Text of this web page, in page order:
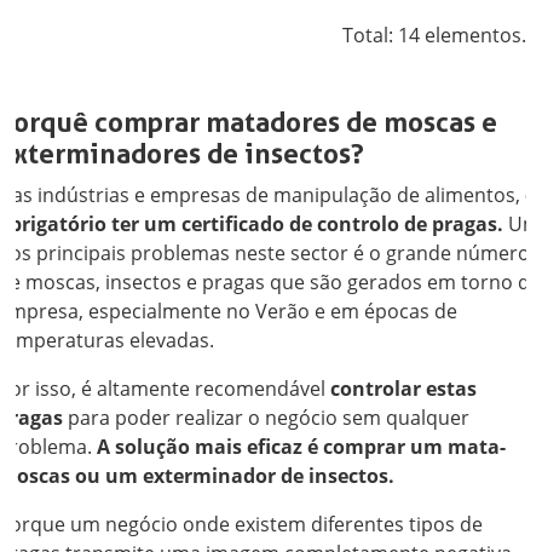
Total: 14 elementos.
comprar matadores de moscas e
de insectos?
indústrias e empresas de manipulação de alimentos, é
ter um certificado de controlo de pragas. Um
principais problemas neste sector é o grande número
moscas, insectos e pragas que são gerados em torno da
especialmente no Verão e em épocas de
elevadas.
isso, é altamente recomendávelcontrolar estas
para poder realizar o negócio sem qualquer
A solução mais eficaz é comprar um mata-
ou um exterminador de insectos.
um negócio onde existem diferentes tipos de